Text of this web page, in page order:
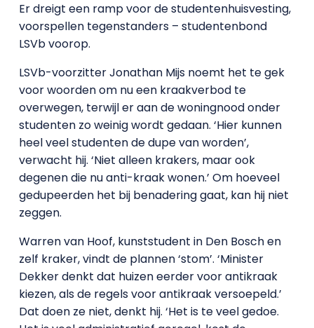
Er dreigt een ramp voor de studentenhuisvesting,
voorspellen tegenstanders – studentenbond
LSVb voorop.
LSVb-voorzitter Jonathan Mijs noemt het te gek
voor woorden om nu een kraakverbod te
overwegen, terwijl er aan de woningnood onder
studenten zo weinig wordt gedaan. ‘Hier kunnen
heel veel studenten de dupe van worden’,
verwacht hij. ‘Niet alleen krakers, maar ook
degenen die nu anti-kraak wonen.’ Om hoeveel
gedupeerden het bij benadering gaat, kan hij niet
zeggen.
Warren van Hoof, kunststudent in Den Bosch en
zelf kraker, vindt de plannen ‘stom’. ‘Minister
Dekker denkt dat huizen eerder voor antikraak
kiezen, als de regels voor antikraak versoepeld.’
Dat doen ze niet, denkt hij. ‘Het is te veel gedoe.